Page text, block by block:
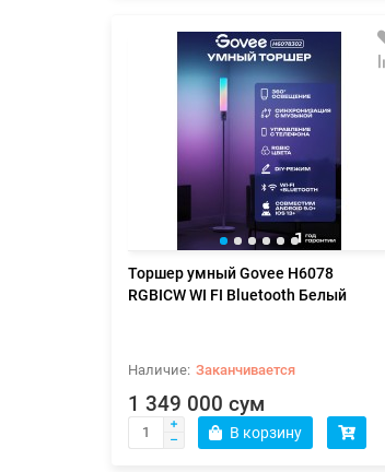
Торшер умный Govee H6078
RGBICW WI FI Bluetooth Белый
Заканчивается
1 349 000 сум
В корзину